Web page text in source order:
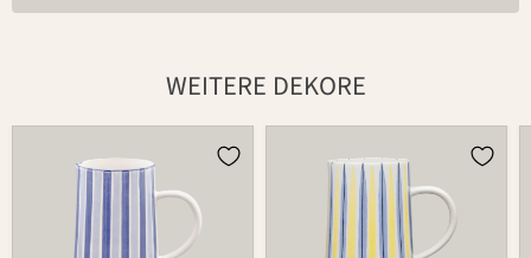
WEITERE DEKORE